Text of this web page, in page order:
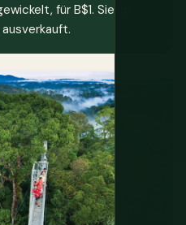
für B$1. Sie ist